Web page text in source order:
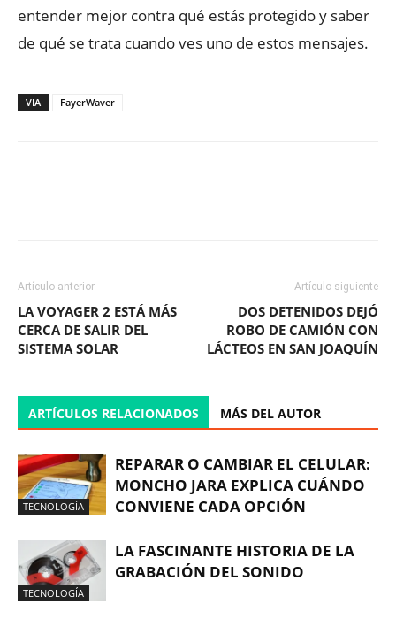
entender mejor contra qué estás protegido y saber
de qué se trata cuando ves uno de estos mensajes.
VIA FayerWaver
Artículo anterior
LA VOYAGER 2 ESTÁ MÁS
CERCA DE SALIR DEL
SISTEMA SOLAR
Artículo siguiente
DOS DETENIDOS DEJÓ
ROBO DE CAMIÓN CON
LÁCTEOS EN SAN JOAQUÍN
ARTÍCULOS RELACIONADOS MÁS DEL AUTOR
TECNOLOGÍA
REPARAR O CAMBIAR EL CELULAR:
MONCHO JARA EXPLICA CUÁNDO
CONVIENE CADA OPCIÓN
TECNOLOGÍA
LA FASCINANTE HISTORIA DE LA
GRABACIÓN DEL SONIDO